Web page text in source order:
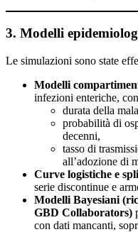
3. Modelli
Le simulazioni sono state
Modelli
infezioni enteriche,
durata della
probabilità di
decenni,
tasso di
all’adozione di
Curve logistiche e
serie discontinue e
Modelli Bayesiani
GBD Collaborators)
con dati mancanti,